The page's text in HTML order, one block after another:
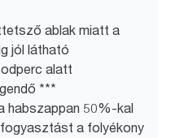
ablak miatt a
jól látható
alatt
***
habszappan 50%-kal
a folyékony